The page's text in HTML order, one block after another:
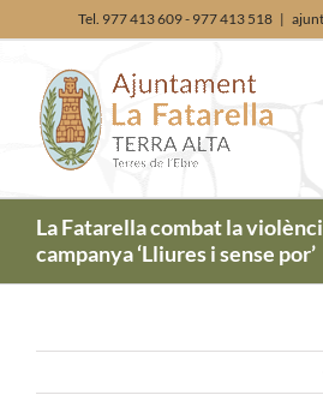
to
Tel. 977 413 609 - 977 413 518 |
La Fatarella combat la
campanya ‘Lliures i sense por’